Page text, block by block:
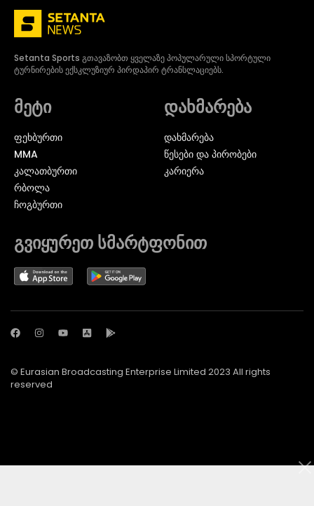
Setanta Sports გთავაზობთ ყველაზე პოპულარული სპორტული
ტურნირების ექსკლუზიურ პირდაპირ ტრანსლაციებს.
მეტი
ᲤᲔᲮᲑᲣᲠᲗᲘ
MMA
ᲙᲐᲚᲐᲗᲑᲣᲠᲗᲘ
ᲠᲑᲝᲚᲐ
ᲩᲝᲒᲑᲣᲠᲗᲘ
დახმარება
დახმარება
წესები და პირობები
კარიერა
გვიყურეთ სმარტფონით
© Eurasian Broadcasting Enterprise Limited 2023 All rights
reserved